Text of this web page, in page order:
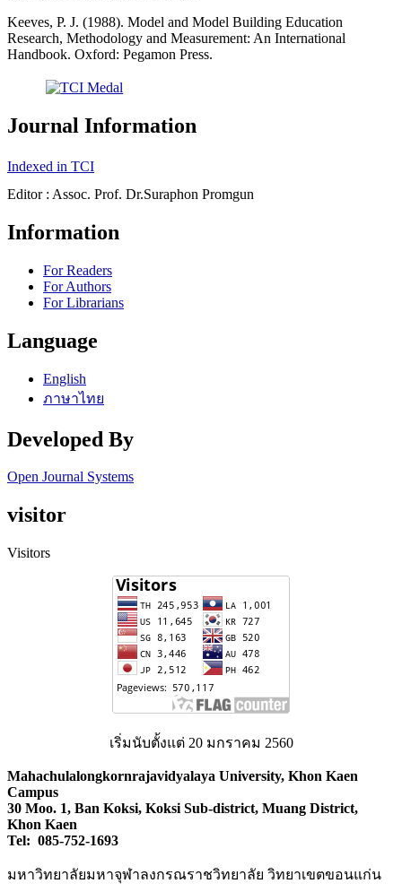
Keeves, P. J. (1988). Model and Model Building Education
Research, Methodology and Measurement: An International
Handbook. Oxford: Pegamon Press.
Journal Information
Indexed in TCI
Editor : Assoc. Prof. Dr.Suraphon Promgun
Information
For Readers
For Authors
For Librarians
Language
English
ภาษาไทย
Developed By
Open Journal Systems
visitor
Visitors
เริ่มนับตั้งแต่ 20 มกราคม 2560
Mahachulalongkornrajavidyalaya University, Khon Kaen
Campus
30 Moo. 1, Ban Koksi, Koksi Sub-district, Muang District,
Khon Kaen
Tel: 085-752-1693
มหาวิทยาลัยมหาจุฬาลงกรณราชวิทยาลัย วิทยาเขตขอนแก่น